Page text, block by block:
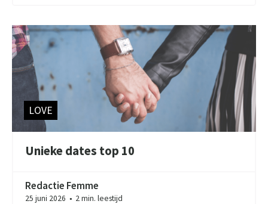
LOVE
Unieke dates top 10
Redactie Femme
25 juni 2026 ● 2 min. leestijd